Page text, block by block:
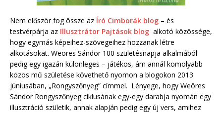
Nem először fog össze az Író Cimborák blog – és
testvérpárja az Illusztrátor Pajtások blog alkotó közössége,
hogy egymás képeihez-szövegeihez hozzanak létre
alkotásokat. Weöres Sándor 100 születésnapja alkalmából
pedig egy igazán különleges – játékos, ám annál komolyabb
közös mű születése követhető nyomon a blogokon 2013
júniusában, „Rongyszőnyeg” címmel. Lényege, hogy Weöres
Sándor Rongyszőnyeg ciklusának egy-egy darabja nyomán egy
illusztráció születik, annak alapján pedig egy új vers, amihez